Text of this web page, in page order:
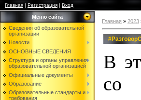
Главная|Регистрация|Вход
Меню сайта
Сведения об образовательной
организации
Новости
ОСНОВНЫЕ СВЕДЕНИЯ
Структура и органы управления
образовательной организацией
Официальные документы
Образование
Образовательные стандарты и
требования
Главная » 2023
В